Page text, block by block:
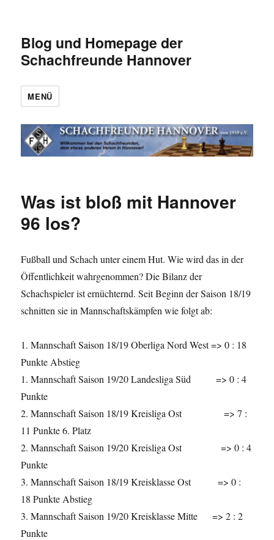
Blog und Homepage der
Schachfreunde Hannover
MENÜ
Was ist bloß mit Hannover
96 los?
Fußball und Schach unter einem Hut. Wie wird das in der
Öffentlichkeit wahrgenommen? Die Bilanz der
Schachspieler ist ernüchternd. Seit Beginn der Saison 18/19
schnitten sie in Mannschaftskämpfen wie folgt ab:
1. Mannschaft Saison 18/19 Oberliga Nord West => 0 : 18
Punkte Abstieg
1. Mannschaft Saison 19/20 Landesliga Süd => 0 : 4
Punkte
2. Mannschaft Saison 18/19 Kreisliga Ost => 7 :
11 Punkte 6. Platz
2. Mannschaft Saison 19/20 Kreisliga Ost => 0 : 4
Punkte
3. Mannschaft Saison 18/19 Kreisklasse Ost => 0 :
18 Punkte Abstieg
3. Mannschaft Saison 19/20 Kreisklasse Mitte => 2 : 2
Punkte